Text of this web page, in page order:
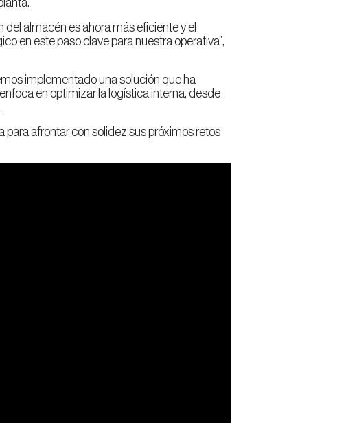
almacén es ahora más eficiente y el
en este paso clave para nuestra operativa”,
implementado una solución que ha
en optimizar la logística interna, desde
afrontar con solidez sus próximos retos